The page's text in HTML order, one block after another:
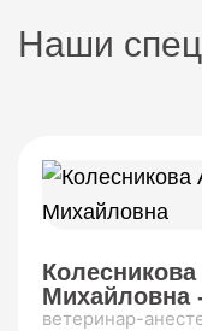
Наши
Михайловна
ветеринар-